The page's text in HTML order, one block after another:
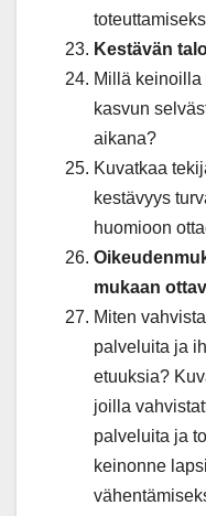
Kestävän
Millä keinoilla
kasvun
aikana?
Kuvatkaa
kestävyys
huomioon
mukaan
Miten
palveluita ja
etuuksia?
joilla
palveluita ja
keinonne